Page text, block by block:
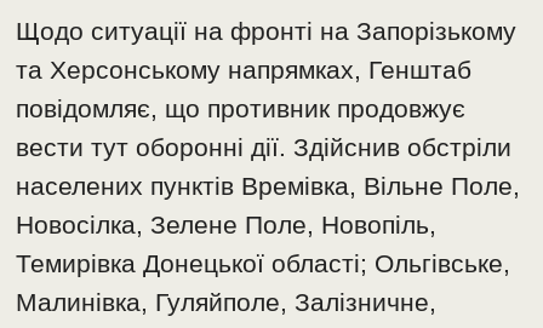
Щодо ситуації на фронті на Запорізькому
та Херсонському напрямках, Генштаб
повідомляє, що противник продовжує
вести тут оборонні дії. Здійснив обстріли
населених пунктів Времівка, Вільне Поле,
Новосілка, Зелене Поле, Новопіль,
Темирівка Донецької області; Ольгівське,
Малинівка, Гуляйполе, Залізничне,